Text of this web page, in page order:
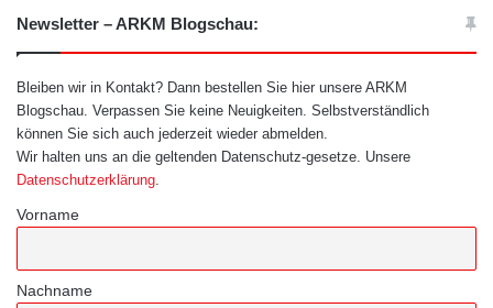
Newsletter – ARKM Blogschau:
Bleiben wir in Kontakt? Dann bestellen Sie hier unsere ARKM
Blogschau. Verpassen Sie keine Neuigkeiten. Selbstverständlich
können Sie sich auch jederzeit wieder abmelden.
Wir halten uns an die geltenden Datenschutz-gesetze. Unsere
Datenschutzerklärung
Vorname
Nachname